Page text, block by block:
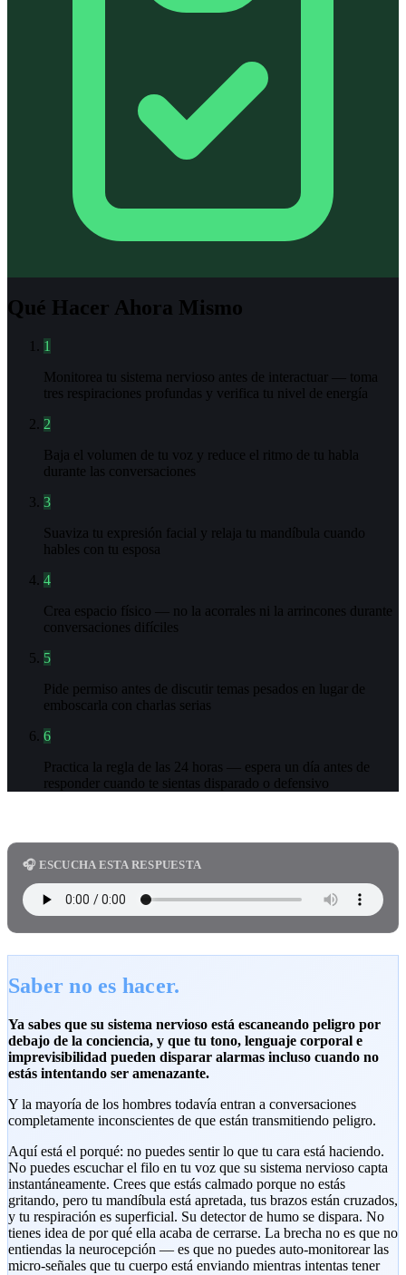
Qué Hacer Ahora Mismo
1
Monitorea tu sistema nervioso antes de interactuar — toma
tres respiraciones profundas y verifica tu nivel de energía
2
Baja el volumen de tu voz y reduce el ritmo de tu habla
durante las conversaciones
3
Suaviza tu expresión facial y relaja tu mandíbula cuando
hables con tu esposa
4
Crea espacio físico — no la acorrales ni la arrincones durante
conversaciones difíciles
5
Pide permiso antes de discutir temas pesados en lugar de
emboscarla con charlas serias
6
Practica la regla de las 24 horas — espera un día antes de
responder cuando te sientas disparado o defensivo
🎧 ESCUCHA ESTA RESPUESTA
Saber no es hacer.
Ya sabes que su sistema nervioso está escaneando peligro por
debajo de la conciencia, y que tu tono, lenguaje corporal e
imprevisibilidad pueden disparar alarmas incluso cuando no
estás intentando ser amenazante.
Y la mayoría de los hombres todavía entran a conversaciones
completamente inconscientes de que están transmitiendo peligro.
Aquí está el porqué: no puedes sentir lo que tu cara está haciendo.
No puedes escuchar el filo en tu voz que su sistema nervioso capta
instantáneamente. Crees que estás calmado porque no estás
gritando, pero tu mandíbula está apretada, tus brazos están cruzados,
y tu respiración es superficial. Su detector de humo se dispara. No
tienes idea de por qué ella acaba de cerrarse. La brecha no es que no
entiendas la neurocepción — es que no puedes auto-monitorear las
micro-señales que tu cuerpo está enviando mientras intentas tener